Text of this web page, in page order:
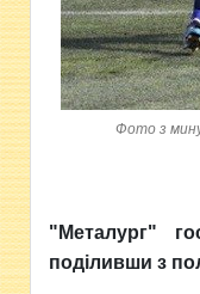
Фото з
"Металург"
поділивши з